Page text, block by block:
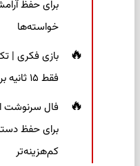
برای حفظ
خواسته‌ها
بازی فکری |
فقط ۱۵ ثانیه برای پیداکردنش وقت دارید
برای حفظ
کم‌هزینه‌تر